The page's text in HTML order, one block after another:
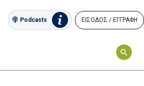
Podcasts ΕΙΣΟΔΟΣ / ΕΓΓΡΑΦΗ